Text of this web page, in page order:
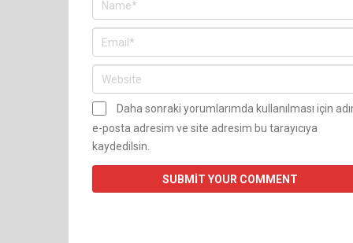
Daha sonraki yorumlarımda kullanılması için
e-posta adresim ve site adresim bu tarayıcıya
kaydedilsin.